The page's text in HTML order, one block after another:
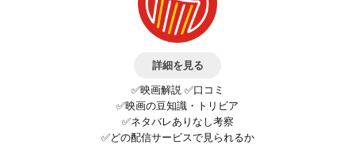
詳細を見る
✅映画解説 ✅口コミ
✅映画の豆知識・トリビア
✅ネタバレありなし考察
✅どの配信サービスで見られるか